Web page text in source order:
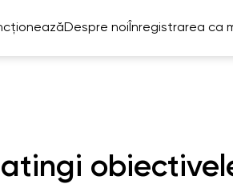
Despre noi Înregistrarea ca